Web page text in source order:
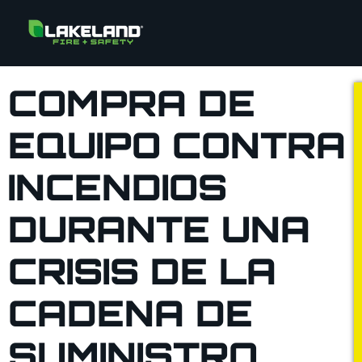
COMPRA DE
EQUIPO CONTRA
INCENDIOS
DURANTE UNA
CRISIS DE LA
CADENA DE